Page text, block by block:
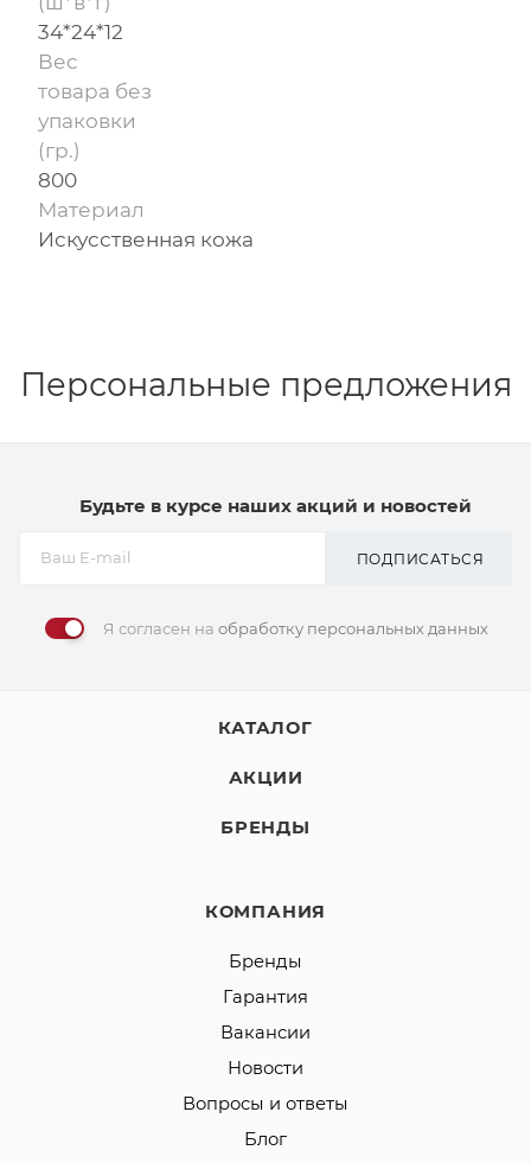
34*24*12
Вес
товара без
упаковки
(гр.)
800
Материал
Искусственная кожа
Персональные предложения
Будьте в курсе наших акций и новостей
ПОДПИСАТЬСЯ
Я согласен на обработку персональных данных
КАТАЛОГ
АКЦИИ
БРЕНДЫ
КОМПАНИЯ
Бренды
Гарантия
Вакансии
Новости
Вопросы и ответы
Блог